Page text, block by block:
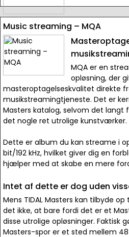
Music streaming – MQA
MQA er en
opløsning, der
masteroptagelseskvalitet direkte
musikstreamingtjeneste. Det er
Masters katalog, selvom det langt
det nogle ret utrolige kunstværker.
Dette er album du kan streame i
bit/192 kHz, hvilket giver dig en
hjælper med at skabe en mere
Intet af dette er dog uden
Mens TIDAL Masters kan tilbyde
det ikke, at bare fordi det er et
disse utrolige opløsninger. Faktisk
Masters-spor er et sted mellem 48